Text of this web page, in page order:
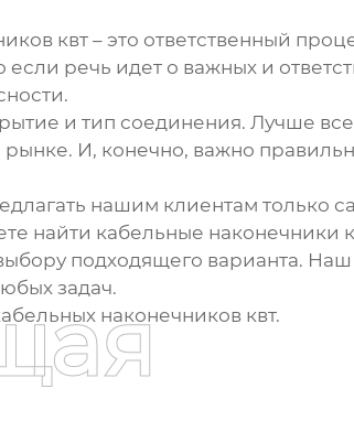
квт– это ответственный
речь идет о важных и
и тип соединения. Лучше
И, конечно, важно
нашим клиентам только
найти кабельные наконечники
подходящего варианта.
задач.
наконечников квт.